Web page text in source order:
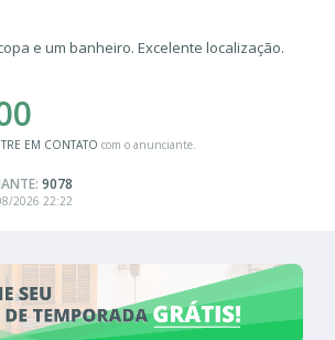
e um banheiro. Excelente localização.
EM CONTATO com o anunciante.
9078
2026 22:22